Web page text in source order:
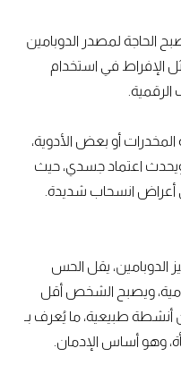
الحاجة لمصدر الدوبامين
الإفراط في استخدام
أو بعض الأدوية،
ويحدث اعتماد جسدي، حيث
أعراض انسحاب شديدة.
يقل الحس
ويصبح الشخص أقل
طبيعية، ما يُعرف بـ
وهو أساس الإدمان.